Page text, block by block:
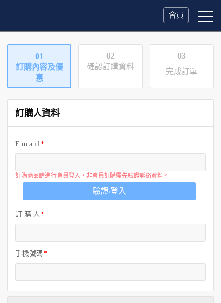
會員
01
訂購內容及優
惠
02
確認訂購資料
03
完成訂單
訂購人資料
E m a i l
訂購商品請進行會員登入，非會員訂購需先驗證聯絡資料。
驗證/登入
訂 購 人
手機號碼